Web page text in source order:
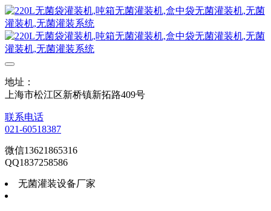
地址：
上海市松江区新桥镇新拓路409号
联系电话
021-60518387
微信13621865316
QQ1837258586
无菌灌装设备厂家